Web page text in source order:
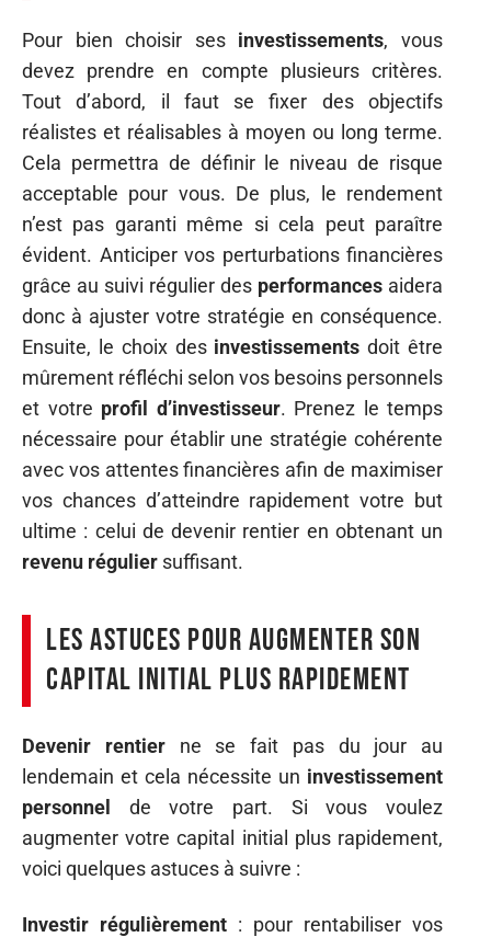
Pour bien choisir ses investissements, vous
devez prendre en compte plusieurs critères.
Tout d’abord, il faut se fixer des objectifs
réalistes et réalisables à moyen ou long terme.
Cela permettra de définir le niveau de risque
acceptable pour vous. De plus, le rendement
n’est pas garanti même si cela peut paraître
évident. Anticiper vos perturbations financières
grâce au suivi régulier des performances aidera
donc à ajuster votre stratégie en conséquence.
Ensuite, le choix des investissements doit être
mûrement réfléchi selon vos besoins personnels
et votre profil d’investisseur. Prenez le temps
nécessaire pour établir une stratégie cohérente
avec vos attentes financières afin de maximiser
vos chances d’atteindre rapidement votre but
ultime : celui de devenir rentier en obtenant un
revenu régulier suffisant.
Les astuces pour augmenter son
capital initial plus rapidement
Devenir rentierne se fait pas du jour au
lendemain et cela nécessite un investissement
personnel
de votre part. Si vous voulez
augmenter votre capital initial plus rapidement,
voici quelques astuces à suivre :
Investir régulièrement : pour rentabiliser vos